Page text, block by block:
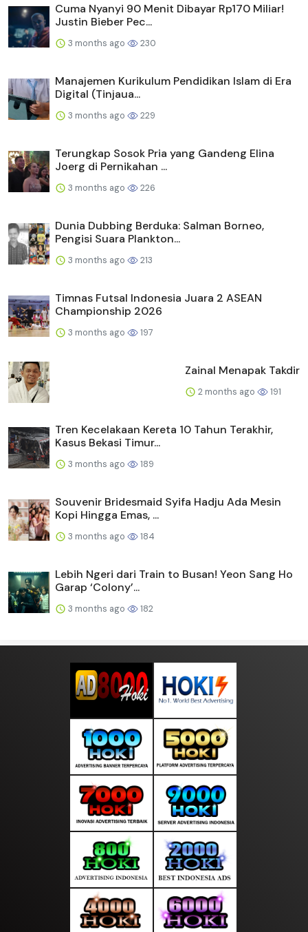
Cuma Nyanyi 90 Menit Dibayar Rp170 Miliar!
Justin Bieber Pec...
3 months ago 230
Manajemen Kurikulum Pendidikan Islam di Era
Digital (Tinjaua...
3 months ago 229
Terungkap Sosok Pria yang Gandeng Elina
Joerg di Pernikahan ...
3 months ago 226
Dunia Dubbing Berduka: Salman Borneo,
Pengisi Suara Plankton...
3 months ago 213
Timnas Futsal Indonesia Juara 2 ASEAN
Championship 2026
3 months ago 197
Zainal Menapak Takdir
2 months ago 191
Tren Kecelakaan Kereta 10 Tahun Terakhir,
Kasus Bekasi Timur...
3 months ago 189
Souvenir Bridesmaid Syifa Hadju Ada Mesin
Kopi Hingga Emas, ...
3 months ago 184
Lebih Ngeri dari Train to Busan! Yeon Sang Ho
Garap ‘Colony’...
3 months ago 182